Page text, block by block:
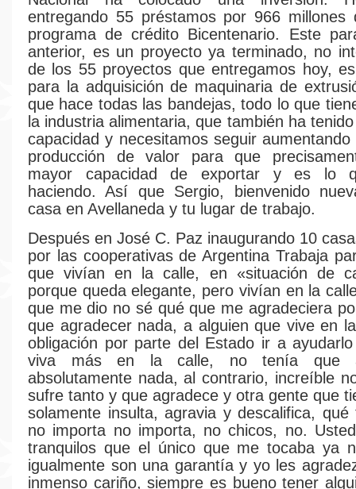
entregando 55 préstamos por 966 millones
programa de crédito Bicentenario. Este
anterior, es un proyecto ya terminado, no
de los 55 proyectos que entregamos hoy,
para la adquisición de maquinaria de
que hace todas las bandejas, todo lo que
la industria alimentaria, que también ha
capacidad y necesitamos seguir
producción de valor para que
mayor capacidad de exportar y es lo
haciendo. Así que Sergio, bienvenido
casa en Avellaneda y tu lugar de trabajo.
Después en José C. Paz inaugurando 10
por las cooperativas de Argentina Trabaja
que vivían en la calle, en «situación de
porque queda elegante, pero vivían en la
que me dio no sé qué que me agradeciera
que agradecer nada, a alguien que vive en
obligación por parte del Estado ir a
viva más en la calle, no tenía que
absolutamente nada, al contrario, increíble
sufre tanto y que agradece y otra gente que
solamente insulta, agravia y descalifica, qué
no importa no importa, no chicos, no.
tranquilos que el único que me tocaba ya
igualmente son una garantía y yo les
inmenso cariño, siempre es bueno tener